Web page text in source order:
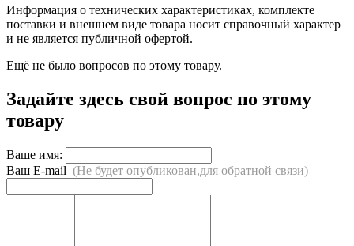
Информация о технических характеристиках, комплекте
поставки и внешнем виде товара носит справочный характер
и не является публичной офертой.
Ещё не было вопросов по этому товару.
Задайте здесь свой вопрос по этому
товару
Ваше имя:
Ваш E-mail (Не будет опубликован,для обратной связи)